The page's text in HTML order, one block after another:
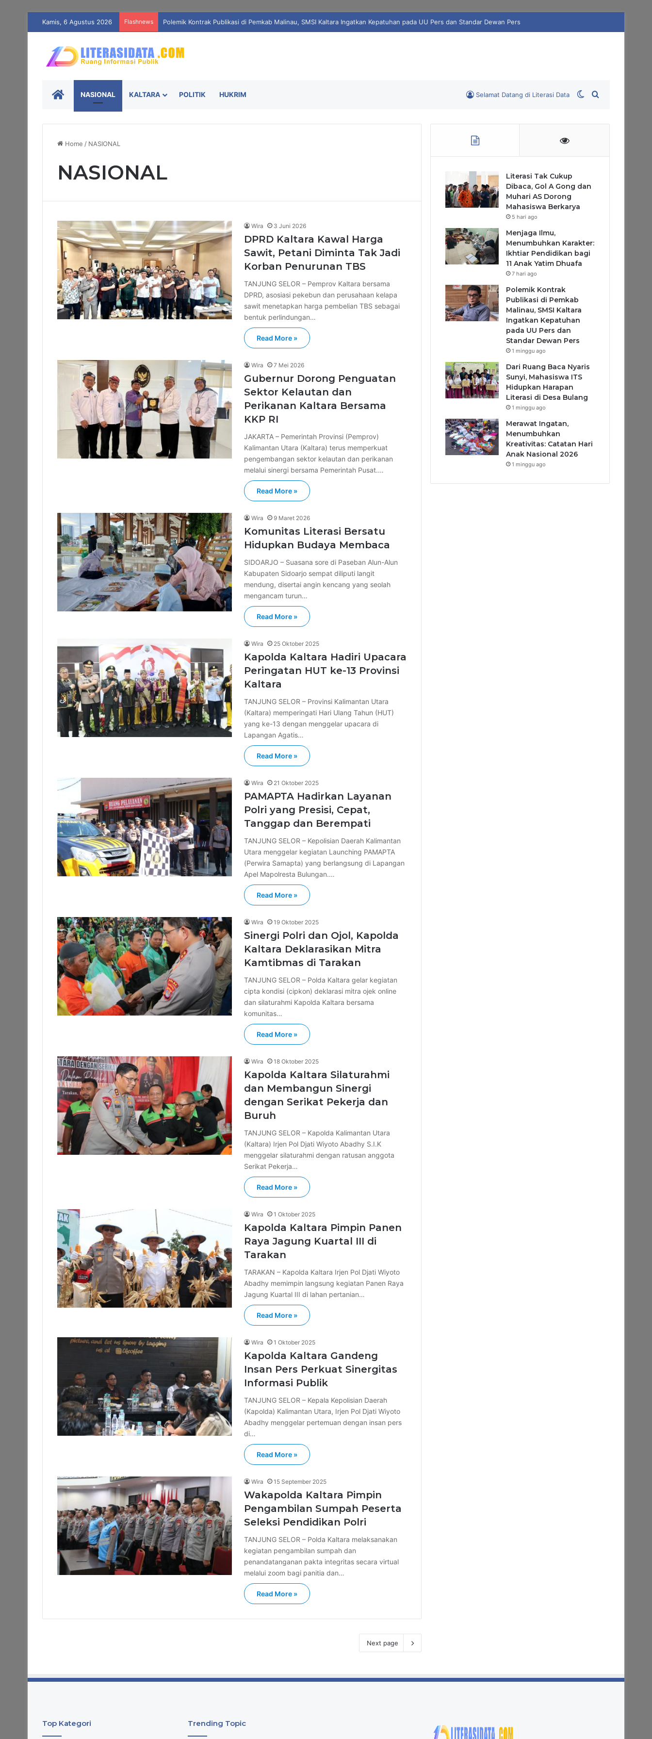
Kamis, 6 Agustus 2026 Flashnews
Dari Ruang Baca Nyaris Sunyi, Mahasiswa ITS Hidupkan Harapan Literasi di Desa Bulang
Literasi Data
NASIONAL KALTARA POLITIK HUKRIM Selamat Datang di Literasi Data Switch skin
Home / NASIONAL
NASIONAL
Wira 3 Juni 2026
DPRD Kaltara Kawal Harga
Sawit, Petani Diminta Tak Jadi
Korban Penurunan TBS
TANJUNG SELOR – Pemprov Kaltara bersama
DPRD, asosiasi pekebun dan perusahaan kelapa
sawit menetapkan harga pembelian TBS sebagai
bentuk perlindungan…
Read More »
Wira 7 Mei 2026
Gubernur Dorong Penguatan
Sektor Kelautan dan
Perikanan Kaltara Bersama
KKP RI
JAKARTA – Pemerintah Provinsi (Pemprov)
Kalimantan Utara (Kaltara) terus memperkuat
pengembangan sektor kelautan dan perikanan
melalui sinergi bersama Pemerintah Pusat.…
Read More »
Wira 9 Maret 2026
Komunitas Literasi Bersatu
Hidupkan Budaya Membaca
SIDOARJO – Suasana sore di Paseban Alun-Alun
Kabupaten Sidoarjo sempat diliputi langit
mendung, disertai angin kencang yang seolah
mengancam turun…
Read More »
Wira 25 Oktober 2025
Kapolda Kaltara Hadiri Upacara
Peringatan HUT ke-13 Provinsi
Kaltara
TANJUNG SELOR – Provinsi Kalimantan Utara
(Kaltara) memperingati Hari Ulang Tahun (HUT)
yang ke-13 dengan menggelar upacara di
Lapangan Agatis…
Read More »
Wira 21 Oktober 2025
PAMAPTA Hadirkan Layanan
Polri yang Presisi, Cepat,
Tanggap dan Berempati
TANJUNG SELOR – Kepolisian Daerah Kalimantan
Utara menggelar kegiatan Launching PAMAPTA
(Perwira Samapta) yang berlangsung di Lapangan
Apel Mapolresta Bulungan.…
Read More »
Wira 19 Oktober 2025
Sinergi Polri dan Ojol, Kapolda
Kaltara Deklarasikan Mitra
Kamtibmas di Tarakan
TANJUNG SELOR – Polda Kaltara gelar kegiatan
cipta kondisi (cipkon) deklarasi mitra ojek online
dan silaturahmi Kapolda Kaltara bersama
komunitas…
Read More »
Wira 18 Oktober 2025
Kapolda Kaltara Silaturahmi
dan Membangun Sinergi
dengan Serikat Pekerja dan
Buruh
TANJUNG SELOR – Kapolda Kalimantan Utara
(Kaltara) Irjen Pol Djati Wiyoto Abadhy S.I.K
menggelar silaturahmi dengan ratusan anggota
Serikat Pekerja…
Read More »
Wira 1 Oktober 2025
Kapolda Kaltara Pimpin Panen
Raya Jagung Kuartal III di
Tarakan
TARAKAN – Kapolda Kaltara Irjen Pol Djati Wiyoto
Abadhy memimpin langsung kegiatan Panen Raya
Jagung Kuartal III di lahan pertanian…
Read More »
Wira 1 Oktober 2025
Kapolda Kaltara Gandeng
Insan Pers Perkuat Sinergitas
Informasi Publik
TANJUNG SELOR – Kepala Kepolisian Daerah
(Kapolda) Kalimantan Utara, Irjen Pol Djati Wiyoto
Abadhy menggelar pertemuan dengan insan pers
di…
Read More »
Wira 15 September 2025
Wakapolda Kaltara Pimpin
Pengambilan Sumpah Peserta
Seleksi Pendidikan Polri
TANJUNG SELOR – Polda Kaltara melaksanakan
kegiatan pengambilan sumpah dan
penandatanganan pakta integritas secara virtual
melalui zoom bagi panitia dan…
Read More »
Next page
Literasi Tak Cukup
Dibaca, Gol A Gong dan
Muhari AS Dorong
Mahasiswa Berkarya
5 hari ago
Menjaga Ilmu,
Menumbuhkan Karakter:
Ikhtiar Pendidikan bagi
11 Anak Yatim Dhuafa
7 hari ago
Polemik Kontrak
Publikasi di Pemkab
Malinau, SMSI Kaltara
Ingatkan Kepatuhan
pada UU Pers dan
Standar Dewan Pers
1 minggu ago
Dari Ruang Baca Nyaris
Sunyi, Mahasiswa ITS
Hidupkan Harapan
Literasi di Desa Bulang
1 minggu ago
Merawat Ingatan,
Menumbuhkan
Kreativitas: Catatan Hari
Anak Nasional 2026
1 minggu ago
Top Kategori Trending Topic